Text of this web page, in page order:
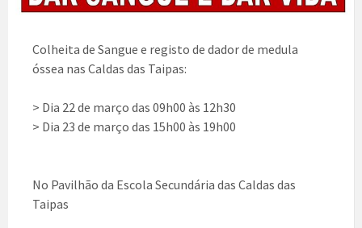
Colheita de Sangue e registo de dador de medula
óssea nas Caldas das Taipas:
> Dia 22 de março das 09h00 às 12h30
> Dia 23 de março das 15h00 às 19h00
No Pavilhão da Escola Secundária das Caldas das
Taipas